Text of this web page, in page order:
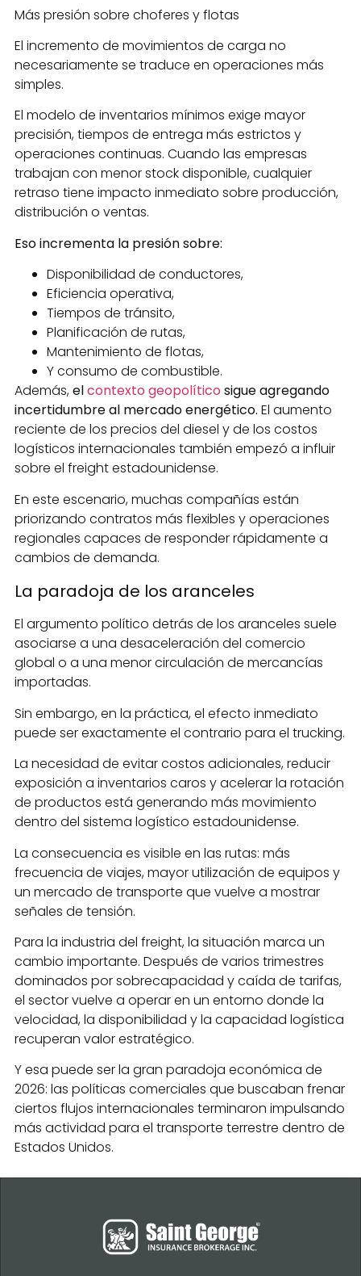
Más presión sobre choferes y flotas
El incremento de movimientos de carga no
necesariamente se traduce en operaciones más
simples.
El modelo de inventarios mínimos exige mayor
precisión, tiempos de entrega más estrictos y
operaciones continuas. Cuando las empresas
trabajan con menor stock disponible, cualquier
retraso tiene impacto inmediato sobre producción,
distribución o ventas.
Eso incrementa la presión sobre:
Disponibilidad de conductores,
Eficiencia operativa,
Tiempos de tránsito,
Planificación de rutas,
Mantenimiento de flotas,
Y consumo de combustible.
Además,elcontexto geopolítico sigue agregando
incertidumbre al mercado energético. El aumento
reciente de los precios del diesel y de los costos
logísticos internacionales también empezó a influir
sobre el freight estadounidense.
En este escenario, muchas compañías están
priorizando contratos más flexibles y operaciones
regionales capaces de responder rápidamente a
cambios de demanda.
La paradoja de los aranceles
El argumento político detrás de los aranceles suele
asociarse a una desaceleración del comercio
global o a una menor circulación de mercancías
importadas.
Sin embargo, en la práctica, el efecto inmediato
puede ser exactamente el contrario para el trucking.
La necesidad de evitar costos adicionales, reducir
exposición a inventarios caros y acelerar la rotación
de productos está generando más movimiento
dentro del sistema logístico estadounidense.
La consecuencia es visible en las rutas: más
frecuencia de viajes, mayor utilización de equipos y
un mercado de transporte que vuelve a mostrar
señales de tensión.
Para la industria del freight, la situación marca un
cambio importante. Después de varios trimestres
dominados por sobrecapacidad y caída de tarifas,
el sector vuelve a operar en un entorno donde la
velocidad, la disponibilidad y la capacidad logística
recuperan valor estratégico.
Y esa puede ser la gran paradoja económica de
2026: las políticas comerciales que buscaban frenar
ciertos flujos internacionales terminaron impulsando
más actividad para el transporte terrestre dentro de
Estados Unidos.